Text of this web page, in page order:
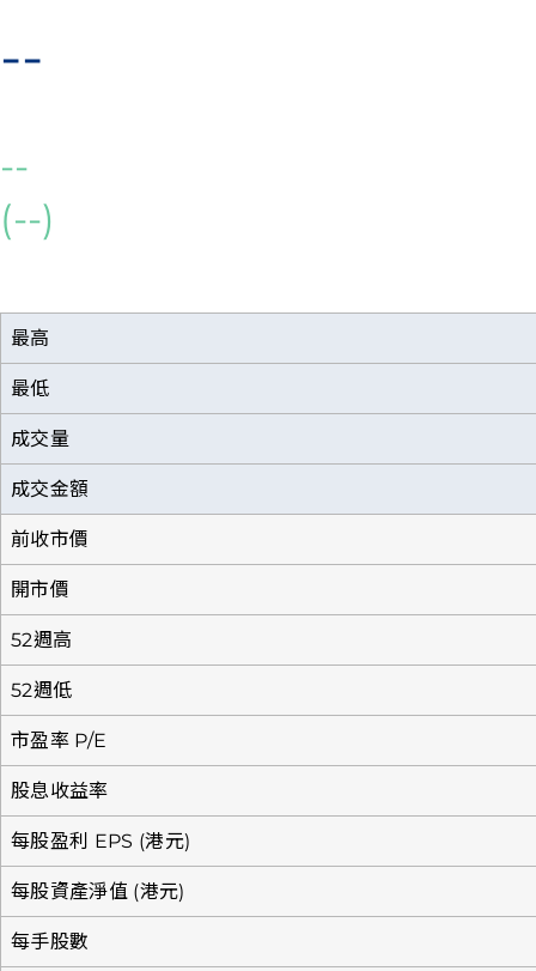
--
--
(--)
最高
最低
成交量
成交金額
前收市價
開市價
52週高
52週低
市盈率 P/E
股息收益率
每股盈利 EPS (港元)
每股資產淨值 (港元)
每手股數